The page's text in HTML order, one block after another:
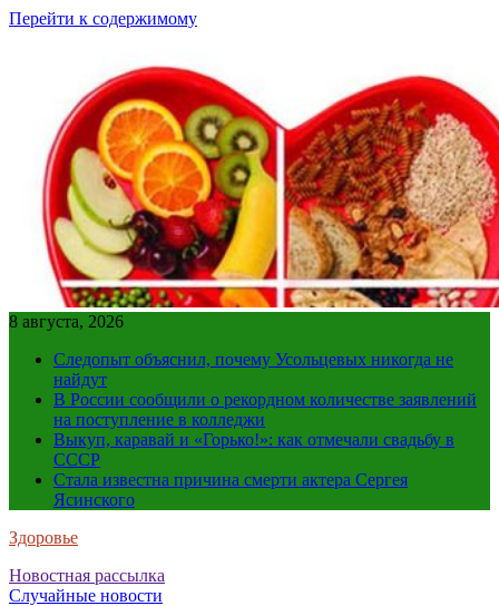
Перейти к содержимому
8 августа, 2026
Следопыт объяснил, почему Усольцевых никогда не
найдут
В России сообщили о рекордном количестве заявлений
на поступление в колледжи
Выкуп, каравай и «Горько!»: как отмечали свадьбу в
СССР
Стала известна причина смерти актера Сергея
Ясинского
Здоровье
Новостная рассылка
Случайные новости